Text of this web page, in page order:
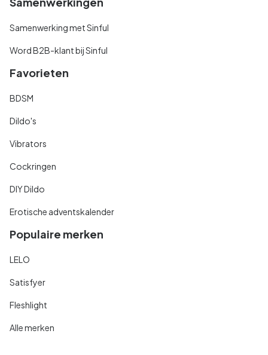
Samenwerking met Sinful
Word B2B-klant bij Sinful
Favorieten
BDSM
Dildo's
Vibrators
Cockringen
DIY Dildo
Erotische adventskalender
Populaire merken
LELO
Satisfyer
Fleshlight
Alle merken